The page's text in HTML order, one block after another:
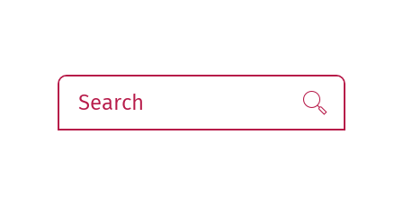
Search Find!